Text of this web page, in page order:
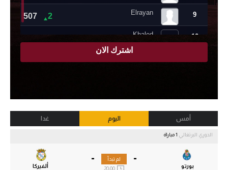
أمس اليوم غدا
الدوري البرتغالي
-
بورتو
-
ألفيركا
لم تبدأ